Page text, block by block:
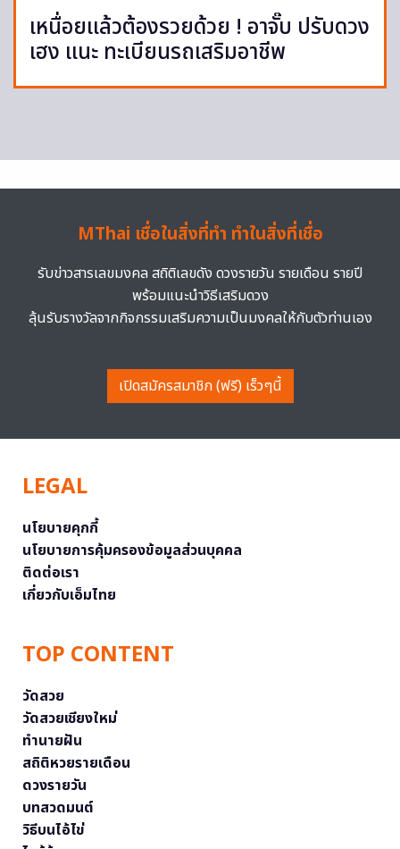
เหนื่อยแล้วต้องรวยด้วย ! อาจั๊บ ปรับดวง
เฮง แนะ ทะเบียนรถเสริมอาชีพ
MThai เชื่อในสิ่งที่ทำ ทำในสิ่งที่เชื่อ
รับข่าวสารเลขมงคล สถิติเลขดัง ดวงรายวัน รายเดือน รายปี
พร้อมแนะนำวิธีเสริมดวง
ลุ้นรับรางวัลจากกิจกรรมเสริมความเป็นมงคลให้กับตัวท่านเอง
เปิดสมัครสมาชิก (ฟรี) เร็วๆนี้
LEGAL
นโยบายคุกกี้
นโยบายการคุ้มครองข้อมูลส่วนบุคคล
ติดต่อเรา
เกี่ยวกับเอ็มไทย
TOP CONTENT
วัดสวย
วัดสวยเชียงใหม่
ทำนายฝัน
สถิติหวยรายเดือน
ดวงรายวัน
บทสวดมนต์
วิธีบนไอ้ไข่